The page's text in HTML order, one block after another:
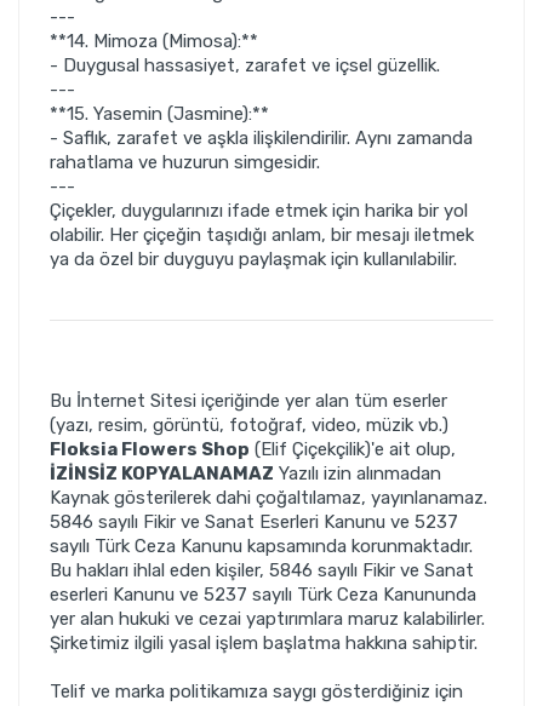
---
**14. Mimoza (Mimosa):**
- Duygusal hassasiyet, zarafet ve içsel güzellik.
---
**15. Yasemin (Jasmine):**
- Saflık, zarafet ve aşkla ilişkilendirilir. Aynı zamanda
rahatlama ve huzurun simgesidir.
---
Çiçekler, duygularınızı ifade etmek için harika bir yol
olabilir. Her çiçeğin taşıdığı anlam, bir mesajı iletmek
ya da özel bir duyguyu paylaşmak için kullanılabilir.
Bu İnternet Sitesi içeriğinde yer alan tüm eserler
(yazı, resim, görüntü, fotoğraf, video, müzik vb.)
Floksia Flowers Shop (Elif Çiçekçilik)'e ait olup,
İZİNSİZ KOPYALANAMAZ Yazılı izin alınmadan
Kaynak gösterilerek dahi çoğaltılamaz, yayınlanamaz.
5846 sayılı Fikir ve Sanat Eserleri Kanunu ve 5237
sayılı Türk Ceza Kanunu kapsamında korunmaktadır.
Bu hakları ihlal eden kişiler, 5846 sayılı Fikir ve Sanat
eserleri Kanunu ve 5237 sayılı Türk Ceza Kanununda
yer alan hukuki ve cezai yaptırımlara maruz kalabilirler.
Şirketimiz ilgili yasal işlem başlatma hakkına sahiptir.
Telif ve marka politikamıza saygı gösterdiğiniz için